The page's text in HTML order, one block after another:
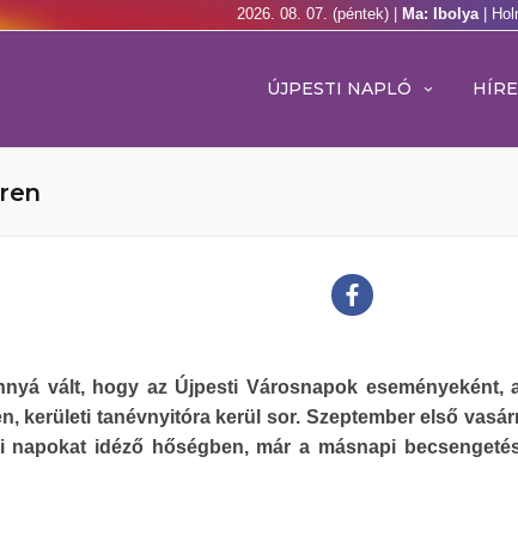
2026. 08. 07. (péntek) | Ma: Ibolya |
ÚJPESTI NAPLÓ
vált, hogy az Újpesti Városnapok eseményeként,
kerületi tanévnyitóra kerül sor. Szeptember első
napokat idéző hőségben, már a másnapi